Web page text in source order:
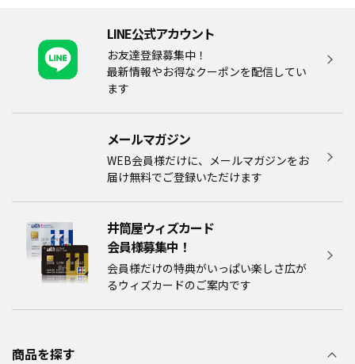
LINE公式アカウント
お友達登録募集中！
最新情報やお得なクーポンを配信してい
ます
メールマガジン​
WEB会員様だけに、メールマガジンをお
届け無料でご登録いただけます
井筒屋ウィズカード
会員様募集中！​​
会員様だけの特典がいっぱい楽しさ広が
るウィズカードのご案内です
商品を探す